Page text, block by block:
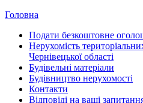
Головна
Подати безкоштовне
Нерухомість
Чернівецької області
Будівельні матеріали
Будівництво нерухомості
Контакти
Відповіді на ваші